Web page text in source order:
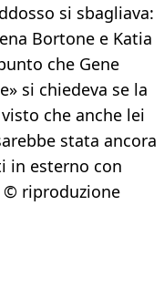
si sbagliava:
Bortone e Katia
che Gene
si chiedeva se la
che anche lei
stata ancora
in esterno con
© riproduzione